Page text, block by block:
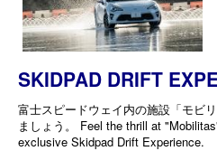
SKIDPAD DRIFT
富士スピードウェイ内の施設「モビ
ましょう。 Feel the thrill at
exclusive Skidpad Drift Experience.